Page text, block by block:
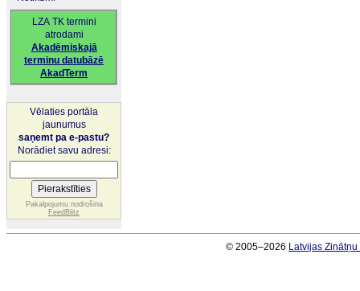
LZA TK termini
atrodami
Akadēmiskajā
terminu datubāzē
AkadTerm
Vēlaties portāla
jaunumus
saņemt pa e-pastu?
Norādiet savu adresi:
Pakalpojumu nodrošina
FeedBlitz
© 2005–2026 Latvijas